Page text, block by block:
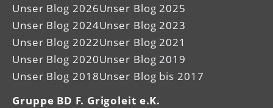
Unser Blog 2026Unser Blog 2025
Unser Blog 2024Unser Blog 2023
Unser Blog 2022Unser Blog 2021
Unser Blog 2020Unser Blog 2019
Unser Blog 2018Unser Blog bis 2017
Gruppe BD F. Grigoleit e.K.